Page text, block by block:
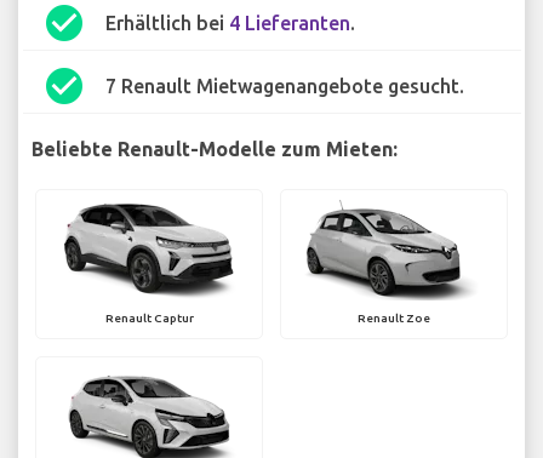
check_circle Erhältlich bei 4 Lieferanten.
check_circle 7 Renault Mietwagenangebote gesucht.
Beliebte Renault-Modelle zum Mieten:
Renault Captur Renault Zoe